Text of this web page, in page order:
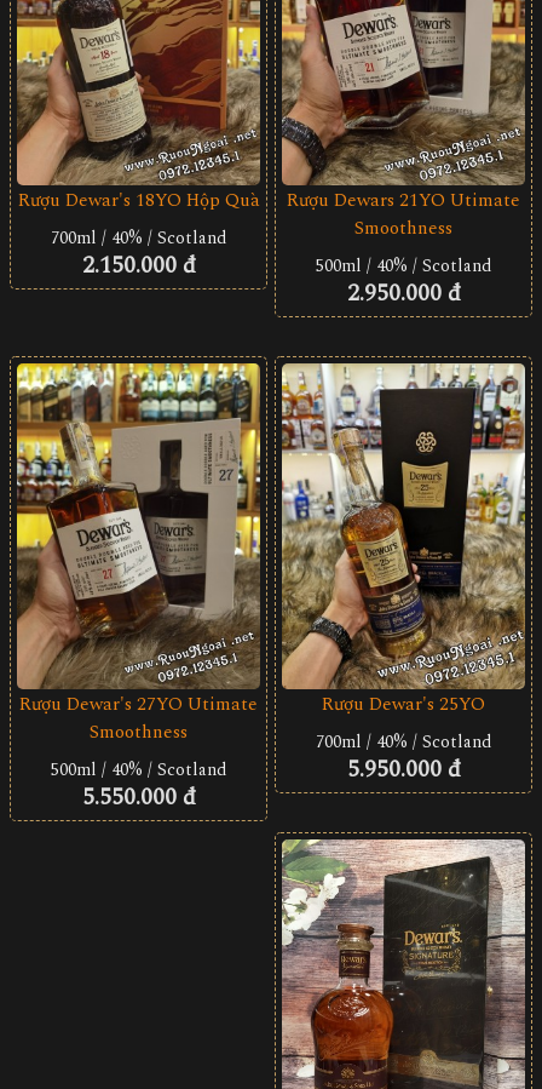
Rượu Dewar's 18YO Hộp Quà
700ml / 40% / Scotland
2.150.000 đ
Rượu Dewars 21YO Utimate
Smoothness
500ml / 40% / Scotland
2.950.000 đ
Rượu Dewar's 27YO Utimate
Smoothness
500ml / 40% / Scotland
5.550.000 đ
Rượu Dewar's 25YO
700ml / 40% / Scotland
5.950.000 đ